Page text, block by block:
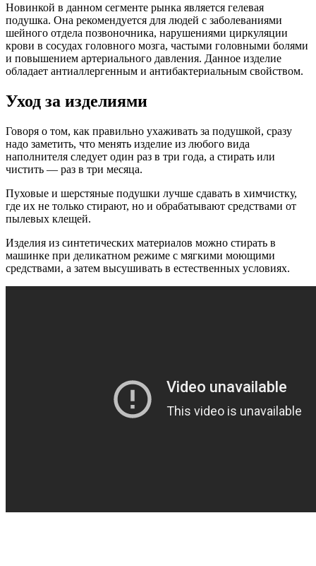
Новинкой в данном сегменте рынка является гелевая
подушка. Она рекомендуется для людей с заболеваниями
шейного отдела позвоночника, нарушениями циркуляции
крови в сосудах головного мозга, частыми головными болями
и повышением артериального давления. Данное изделие
обладает антиаллергенным и антибактериальным свойством.
Уход за изделиями
Говоря о том, как правильно ухаживать за подушкой, сразу
надо заметить, что менять изделие из любого вида
наполнителя следует один раз в три года, а стирать или
чистить — раз в три месяца.
Пуховые и шерстяные подушки лучше сдавать в химчистку,
где их не только стирают, но и обрабатывают средствами от
пылевых клещей.
Изделия из синтетических материалов можно стирать в
машинке при деликатном режиме с мягкими моющими
средствами, а затем высушивать в естественных условиях.